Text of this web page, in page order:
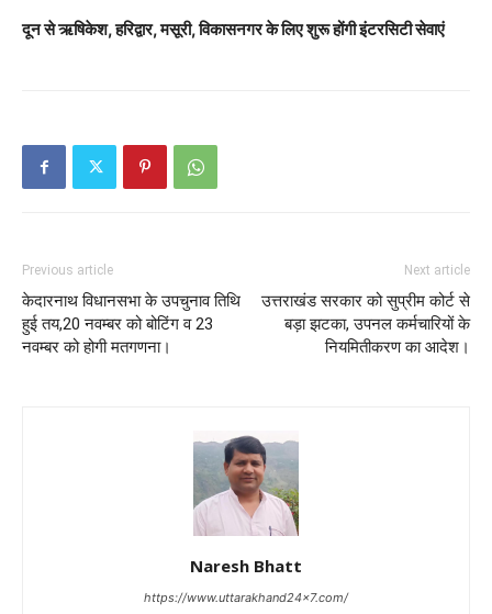
दून से ऋषिकेश, हरिद्वार, मसूरी, विकासनगर के लिए शुरू होंगी इंटरसिटी सेवाएं
Previous article
केदारनाथ विधानसभा के उपचुनाव तिथि
हुई तय,20 नवम्बर को बोटिंग व 23
नवम्बर को होगी मतगणना।
Next article
उत्तराखंड सरकार को सुप्रीम कोर्ट से
बड़ा झटका, उपनल कर्मचारियों के
नियमितीकरण का आदेश।
Naresh Bhatt
https://www.uttarakhand24x7.com/